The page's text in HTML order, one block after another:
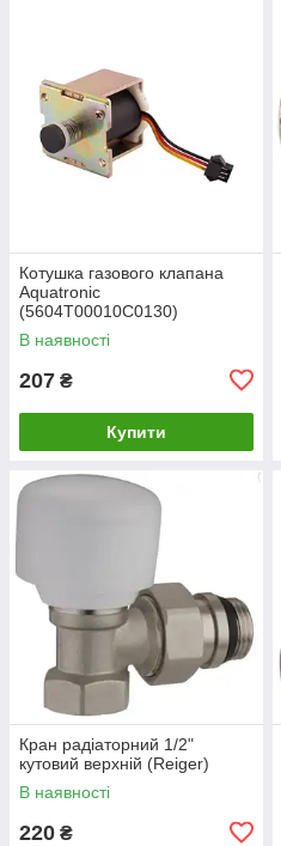
Котушка газового клапана
Aquatronic
(5604T00010C0130)
В наявності
207 ₴
Купити
Кран радіаторний 1/2"
кутовий верхній (Reiger)
В наявності
220 ₴